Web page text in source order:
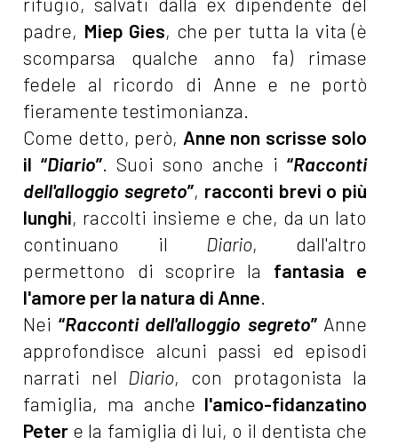
padre, Miep Gies, che per tutta la vita (è
scomparsa qualche anno fa) rimase
fedele al ricordo di Anne e ne portò
fieramente testimonianza.
Come detto, però, Anne non scrisse solo
il“Diario”. Suoi sono anche i“Racconti
dell'alloggio segreto”, racconti brevi o più
lunghi, raccolti insieme e che, da un lato
continuano il Diario, dall'altro
permettono di scoprire la fantasia e
l'amore per la natura di Anne.
Nei “Racconti dell'alloggio segreto”Anne
approfondisce alcuni passi ed episodi
narrati nel Diario, con protagonista la
famiglia, ma anche l'amico-fidanzatino
Peter e la famiglia di lui, o il dentista che